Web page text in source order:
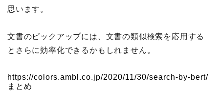
思います。
文書のピックアップには、文書の類似検索を応用する
とさらに効率化できるかもしれません。
https://colors.ambl.co.jp/2020/11/30/search-by-bert/
まとめ